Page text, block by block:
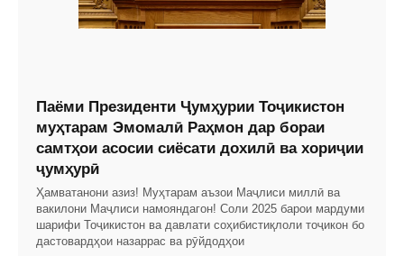
Паёми Президенти Ҷумҳурии Тоҷикистон
муҳтарам Эмомалӣ Раҳмон дар бораи
самтҳои асосии сиёсати дохилӣ ва хориҷии
ҷумҳурӣ
Ҳамватанони азиз! Муҳтарам аъзои Маҷлиси миллӣ ва
вакилони Маҷлиси намояндагон! Соли 2025 барои мардуми
шарифи Тоҷикистон ва давлати соҳибистиқлоли тоҷикон бо
дастовардҳои назаррас ва рӯйдодҳои